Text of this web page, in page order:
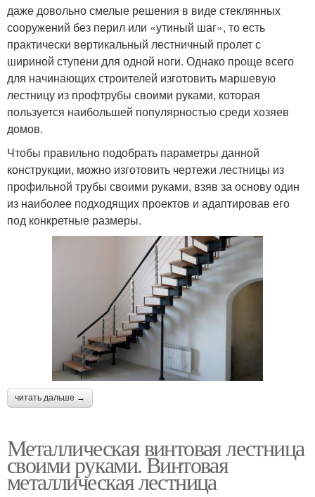
даже довольно смелые решения в виде стеклянных
сооружений без перил или «утиный шаг», то есть
практически вертикальный лестничный пролет с
шириной ступени для одной ноги. Однако проще всего
для начинающих строителей изготовить маршевую
лестницу из профтрубы своими руками, которая
пользуется наибольшей популярностью среди хозяев
домов.
Чтобы правильно подобрать параметры данной
конструкции, можно изготовить чертежи лестницы из
профильной трубы своими руками, взяв за основу один
из наиболее подходящих проектов и адаптировав его
под конкретные размеры.
читать дальше →
Металлическая винтовая лестница
своими руками. Винтовая
металлическая лестница